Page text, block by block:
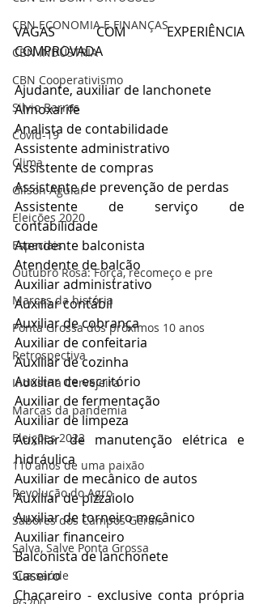
CBN ECONOMIA E FINANÇAS
CBN INDÚSTRIA
CBN Cooperativismo
Silvio Barros
Covid-19
Clima
Gilson Aguiar
Eleições 2020
Especiais
Outubro Rosa: Força, recomeço e pre
Marcas da história
Ponta Grossa dos próximos 10 anos
Retrospectiva
Indústria Cervejeira
Marcas da pandemia
Eleições 2022
110 anos de uma paixão
Revolução do Agro
Sabores dos Campos Gerais
Salva, Salve Ponta Grossa
Sua saúde
VAGAS COM EXPERIÊNCIA
COMPROVADA
Ajudante, auxiliar de lanchonete
Almoxarife
Analista de contabilidade
Assistente administrativo
Assistente de compras
Assistente de prevenção de perdas
Assistente de serviço de
contabilidade
Atendente balconista
Atendente de balcão
Auxiliar administrativo
Auxiliar contábil
Auxiliar de cobrança
Auxiliar de confeitaria
Auxiliar de cozinha
Auxiliar de escritório
Auxiliar de fermentação
Auxiliar de limpeza
Auxiliar de manutenção elétrica e
hidráulica
Auxiliar de mecânico de autos
Auxiliar de pizzaiolo
Auxiliar de torneiro mecânico
Auxiliar financeiro
Balconista de lanchonete
Caseiro
Chacareiro - exclusive conta própria